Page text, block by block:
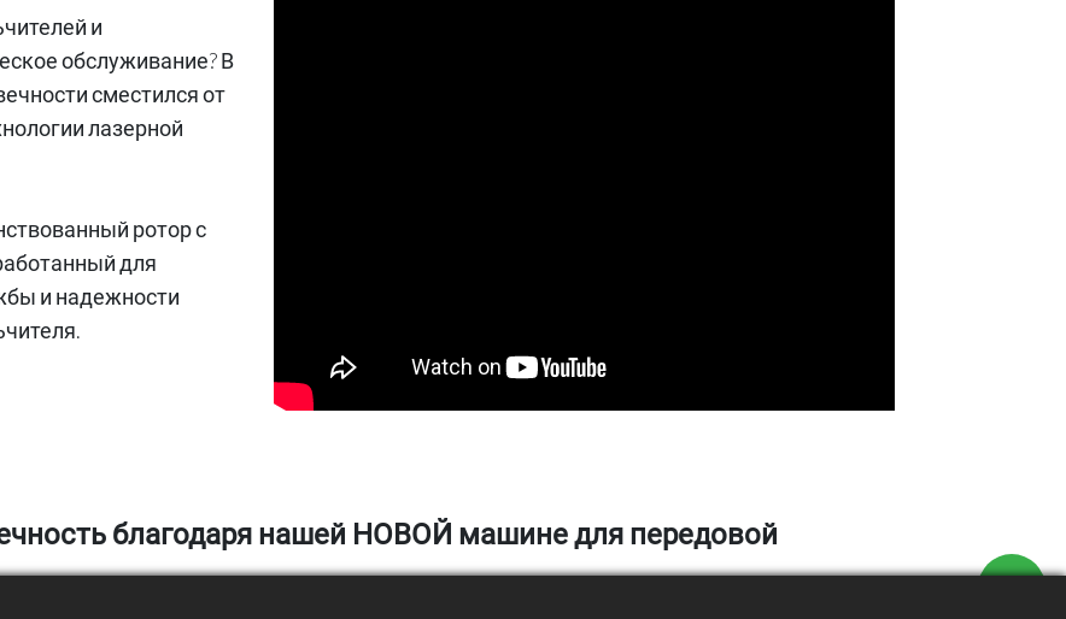
и
обслуживание? В
сместился от
лазерной
ротор с
для
и надежности
благодаря нашей НОВОЙ машине для передовой